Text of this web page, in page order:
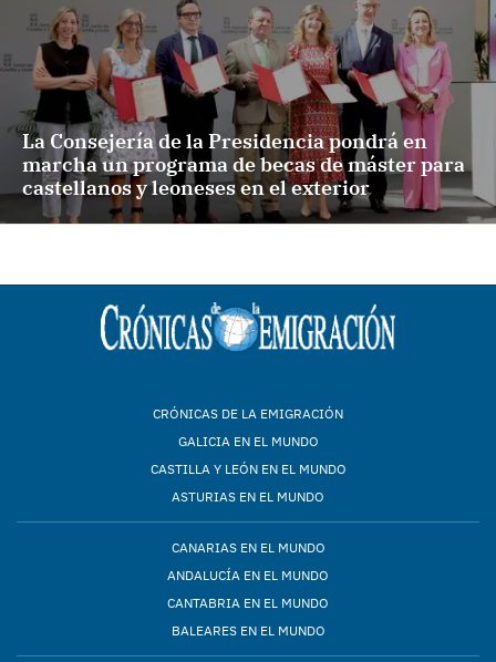
La Consejería de la Presidencia pondrá en
marcha un programa de becas de máster para
castellanos y leoneses en el exterior
CRÓNICAS DE LA EMIGRACIÓN
GALICIA EN EL MUNDO
CASTILLA Y LEÓN EN EL MUNDO
ASTURIAS EN EL MUNDO
CANARIAS EN EL MUNDO
ANDALUCÍA EN EL MUNDO
CANTABRIA EN EL MUNDO
BALEARES EN EL MUNDO